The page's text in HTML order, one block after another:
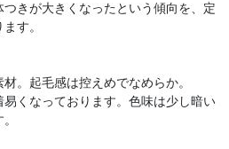
きが大きくなったという傾向を、定
す。
。起毛感は控えめでなめらか。
くなっております。色味は少し暗い